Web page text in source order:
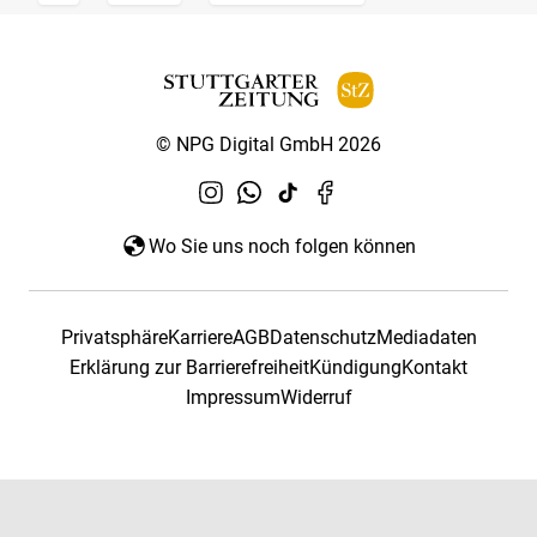
© NPG Digital GmbH 2026
Wo Sie uns noch folgen können
PrivatsphäreKarriereAGBDatenschutzMediadaten
Erklärung zur BarrierefreiheitKündigungKontakt
ImpressumWiderruf